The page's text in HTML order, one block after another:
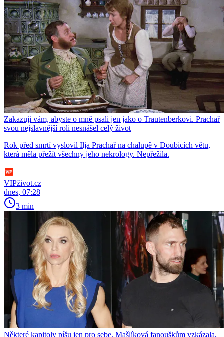
Zakazuji vám, abyste o mně psali jen jako o Trautenberkovi. Prachař
svou nejslavnější roli nesnášel celý život
Rok před smrtí vyslovil Ilja Prachař na chalupě v Doubicích větu,
která měla přežít všechny jeho nekrology. Nepřežila.
VIPživot.cz
dnes, 07:28
3 min
Některé kapitoly píšu jen pro sebe. Mašlíková fanouškům vzkázala,